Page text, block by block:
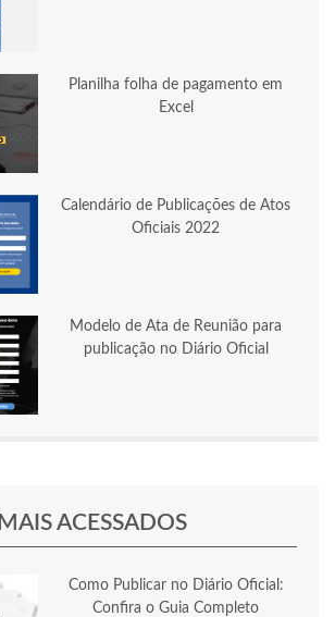
Planilha folha de pagamento em
Excel
Calendário de Publicações de Atos
Oficiais 2022
Modelo de Ata de Reunião para
publicação no Diário Oficial
MAIS ACESSADOS
Como Publicar no Diário Oficial:
Confira o Guia Completo